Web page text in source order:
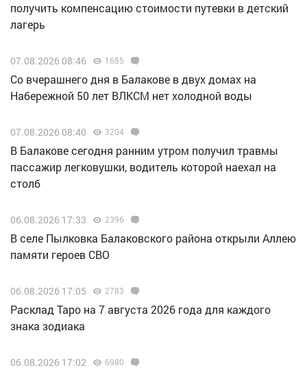
получить компенсацию стоимости путевки в детский
лагерь
07.08.2026 08:46 1685
Со вчерашнего дня в Балакове в двух домах на
Набережной 50 лет ВЛКСМ нет холодной воды
07.08.2026 08:40 3204
В Балакове сегодня ранним утром получил травмы
пассажир легковушки, водитель которой наехал на
столб
06.08.2026 17:33 2396
В селе Пылковка Балаковского района открыли Аллею
памяти героев СВО
06.08.2026 17:05 2783
Расклад Таро на 7 августа 2026 года для каждого
знака зодиака
06.08.2026 17:02 6980